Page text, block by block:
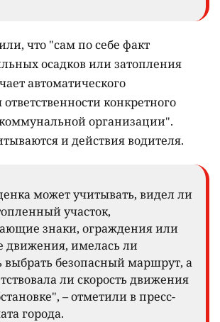
что "сам по себе факт
осадков или затопления
автоматического
конкретного
организации".
и действия водителя.
может учитывать, видел ли
участок,
знаки, ограждения или
движения, имелась ли
выбрать безопасный маршрут, а
ли скорость движения
– отметили в пресс-
города.